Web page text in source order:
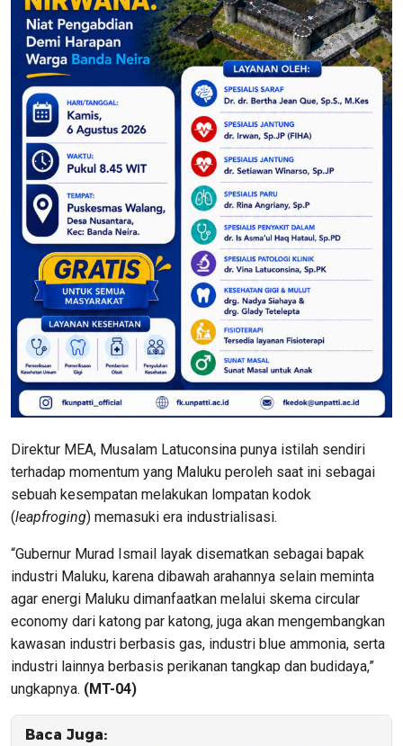
Direktur MEA, Musalam Latuconsina punya istilah sendiri
terhadap momentum yang Maluku peroleh saat ini sebagai
sebuah kesempatan melakukan lompatan kodok
(leapfroging) memasuki era industrialisasi.
“Gubernur Murad Ismail layak disematkan sebagai bapak
industri Maluku, karena dibawah arahannya selain meminta
agar energi Maluku dimanfaatkan melalui skema circular
economy dari katong par katong, juga akan mengembangkan
kawasan industri berbasis gas, industri blue ammonia, serta
industri lainnya berbasis perikanan tangkap dan budidaya,”
ungkapnya. (MT-04)
Baca Juga: